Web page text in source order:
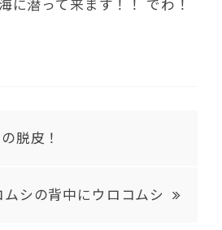
脱皮！
ムシの背中にウロコムシ